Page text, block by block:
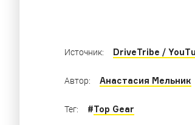
Источник: DriveTribe /
Автор: Анастасия Мельник
Тег: #Top Gear